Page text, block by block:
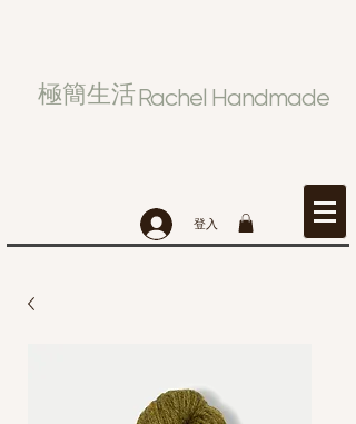
極簡生活Rachel Handmade
登入